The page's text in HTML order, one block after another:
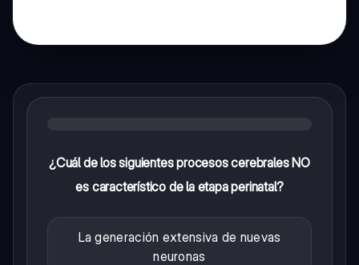
¿Cuál de los siguientes procesos cerebrales NO
es característico de la etapa perinatal?
La generación extensiva de nuevas
neuronas